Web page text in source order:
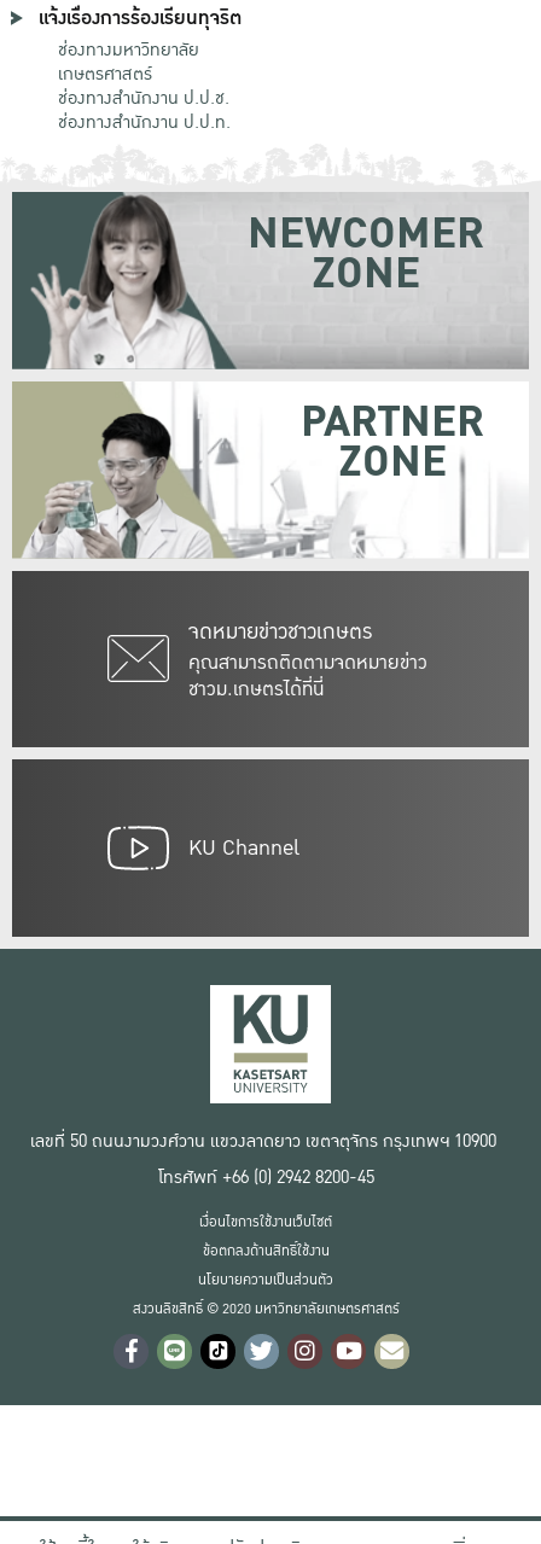
แจ้งเรื่องการร้องเรียนทุจริต
ช่องทางมหาวิทยาลัย
เกษตรศาสตร์
ช่องทางสำนักงาน ป.ป.ช.
ช่องทางสำนักงาน ป.ป.ท.
จดหมายข่าวชาวเกษตร
คุณสามารถติดตามจดหมายข่าว
ชาวม.เกษตรได้ที่นี่
NEWCOMER
ZONE
PARTNER
ZONE
KU Channel
เลขที่ 50 ถนนงามวงศ์วาน แขวงลาดยาว เขตจตุจักร กรุงเทพฯ 10900
โทรศัพท์ +66 (0) 2942 8200-45
สงวนลิขสิทธิ์ © 2020 มหาวิทยาลัยเกษตรศาสตร์
เงื่อนไขการใช้งานเว็บไซต์
ข้อตกลงด้านสิทธิ์ใช้งาน
นโยบายความเป็นส่วนตัว